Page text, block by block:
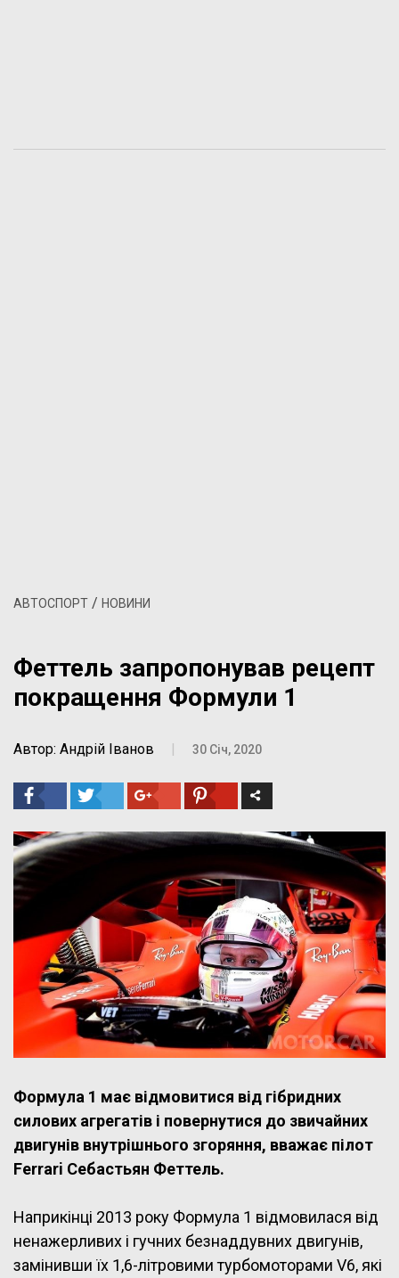
АВТОСПОРТ / НОВИНИ
Феттель запропонував рецепт
покращення Формули 1
Автор: Андрій Іванов | 30 Січ, 2020
Формула 1 має відмовитися від гібридних
силових агрегатів і повернутися до звичайних
двигунів внутрішнього згоряння, вважає пілот
Ferrari Себастьян Феттель.
Наприкінці 2013 року Формула 1 відмовилася від
ненажерливих і гучних безнаддувних двигунів,
замінивши їх 1,6-літровими турбомоторами V6, які